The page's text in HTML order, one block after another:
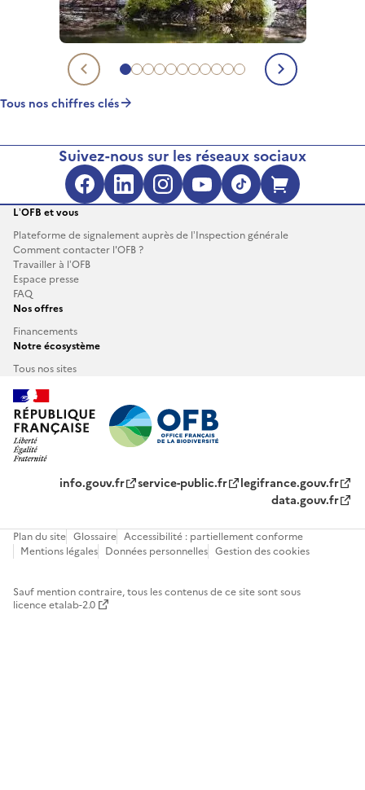
Aller au chiffre clé 1
Aller au chiffre clé 2
Aller au chiffre clé 3
Aller au chiffre clé 4
Aller au chiffre clé 5
Aller au chiffre clé 6
Aller au chiffre clé 7
Aller au chiffre clé 8
Aller au chiffre clé 9
Aller au chiffre clé 10
Aller au chiffre clé 11
Chiffre clé précédentChiffre
Tous nos chiffres clés
Suivez-nous sur les réseaux sociaux
Facebook (s'ouvre dans une
LinkedIn (s'ouvre dans
Instagram (s'ouvre
YouTube
TikTok
L’OFB et vous
Plateforme de signalement auprès de l’Inspection générale
Comment contacter l'OFB ?
Travailler à l’OFB
Espace presse
FAQ
Nos offres
Financements
Notre écosystème
Tous nos sites
info.gouv.fr service-public.fr
legifrance.gouv.fr
data.gouv.fr
Plan du site Glossaire Accessibilité : partiellement conforme
Mentions légales Données personnelles Gestion des cookies
Sauf mention contraire, tous les contenus de ce site sont sous
licence etalab-2.0